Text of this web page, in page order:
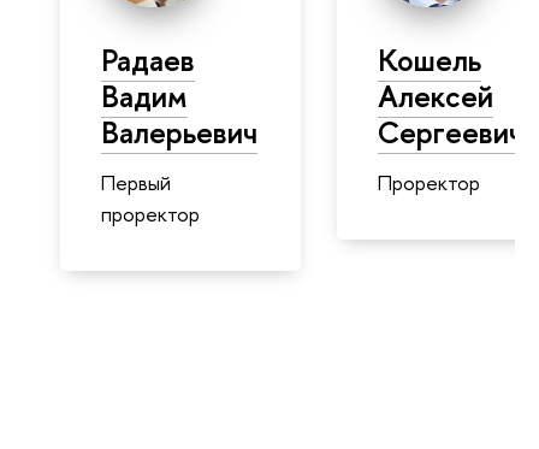
Радаев
Вадим
Валерьевич
Первый
проректор
Кошель
Алексей
Сергеевич
Проректор